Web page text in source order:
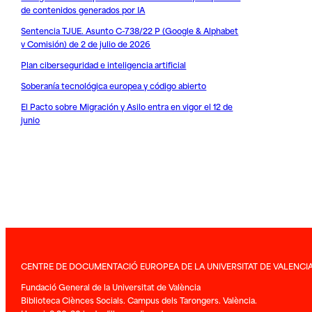
de contenidos generados por IA
Sentencia TJUE. Asunto C-738/22 P (Google & Alphabet
v Comisión) de 2 de julio de 2026
Plan ciberseguridad e inteligencia artificial
Soberanía tecnológica europea y código abierto
El Pacto sobre Migración y Asilo entra en vigor el 12 de
junio
CENTRE DE DOCUMENTACIÓ EUROPEA DE LA UNIVERSITAT DE
Fundació General de la Universitat de València
Biblioteca Ciènces Socials. Campus dels Tarongers. València.